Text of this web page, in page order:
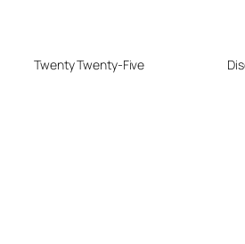
Twenty Twenty-Five